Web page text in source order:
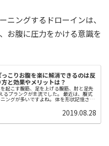
ニングするドローインは、
お腹に圧力をかける意識を
こりお腹を楽に解消できるのは反
と効果やメリットは？
起こす腹筋、足を上げる腹筋、肘と足先
ランクが主流でした。 最近は、腹式
多いですよね。 体を形状記憶させ
して広まっている「反る腹筋」についてお
先生と書籍の紹介をしながら、公開され
2019.08.28